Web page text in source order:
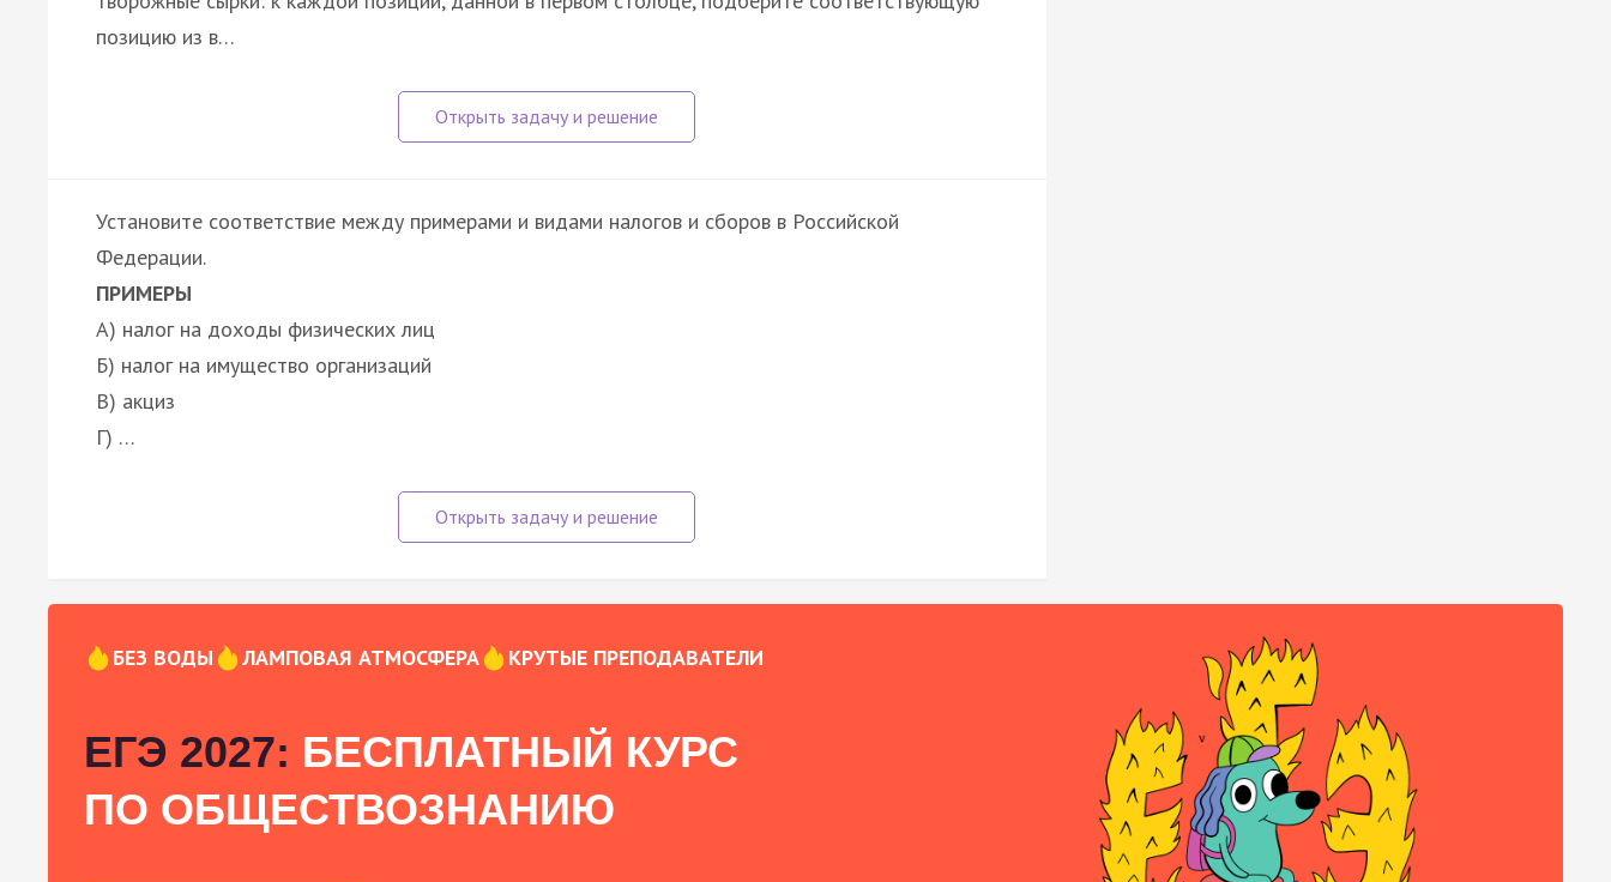
позицию из в…
Установите соответствие между примерами и видами налогов и сборов в Российской
Федерации.
ПРИМЕРЫ
А) налог на доходы физических лиц
Б) налог на имущество организаций
В) акциз
Г) …
БЕЗ ВОДЫ ЛАМПОВАЯ АТМОСФЕРА КРУТЫЕ ПРЕПОДАВАТЕЛИ
ЕГЭ 2027: БЕСПЛАТНЫЙ КУРС
ПО ОБЩЕСТВОЗНАНИЮ